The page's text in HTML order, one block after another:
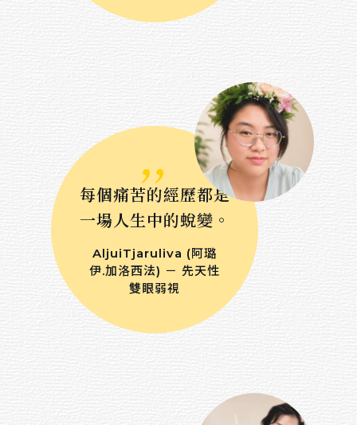
,,
每個痛苦的經歷都是
一場人生中的蛻變。
AljuiTjaruliva (阿璐
伊.加洛西法) － 先天性
雙眼弱視